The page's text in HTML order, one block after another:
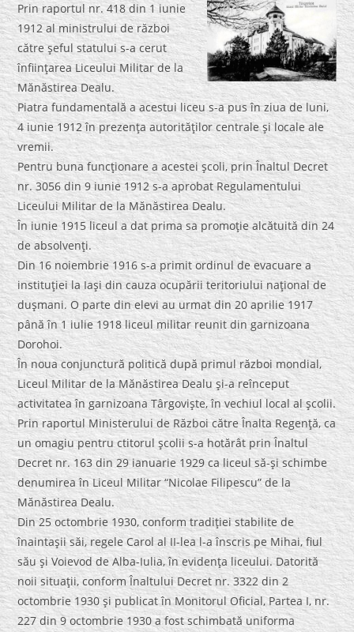
Prin raportul nr. 418 din 1 iunie
1912 al ministrului de război
către şeful statului s-a cerut
înfiinţarea Liceului Militar de la
Mănăstirea Dealu.
Piatra fundamentală a acestui liceu s-a pus în ziua de luni,
4 iunie 1912 în prezenţa autorităţilor centrale şi locale ale
vremii.
Pentru buna funcţionare a acestei şcoli, prin Înaltul Decret
nr. 3056 din 9 iunie 1912 s-a aprobat Regulamentului
Liceului Militar de la Mănăstirea Dealu.
În iunie 1915 liceul a dat prima sa promoţie alcătuită din 24
de absolvenţi.
Din 16 noiembrie 1916 s-a primit ordinul de evacuare a
instituţiei la Iaşi din cauza ocupării teritoriului naţional de
duşmani. O parte din elevi au urmat din 20 aprilie 1917
până în 1 iulie 1918 liceul militar reunit din garnizoana
Dorohoi.
În noua conjunctură politică după primul război mondial,
Liceul Militar de la Mănăstirea Dealu şi-a reînceput
activitatea în garnizoana Târgovişte, în vechiul local al şcolii.
Prin raportul Ministerului de Război către Înalta Regenţă, ca
un omagiu pentru ctitorul şcolii s-a hotărât prin Înaltul
Decret nr. 163 din 29 ianuarie 1929 ca liceul să-şi schimbe
denumirea în Liceul Militar “Nicolae Filipescu” de la
Mănăstirea Dealu.
Din 25 octombrie 1930, conform tradiţiei stabilite de
înaintaşii săi, regele Carol al II-lea l-a înscris pe Mihai, fiul
său şi Voievod de Alba-Iulia, în evidenţa liceului. Datorită
noii situaţii, conform Înaltului Decret nr. 3322 din 2
octombrie 1930 şi publicat în Monitorul Oficial, Partea I, nr.
227 din 9 octombrie 1930 a fost schimbată uniforma